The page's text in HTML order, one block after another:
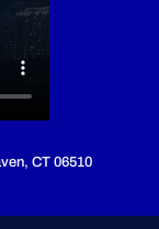
CT 06510